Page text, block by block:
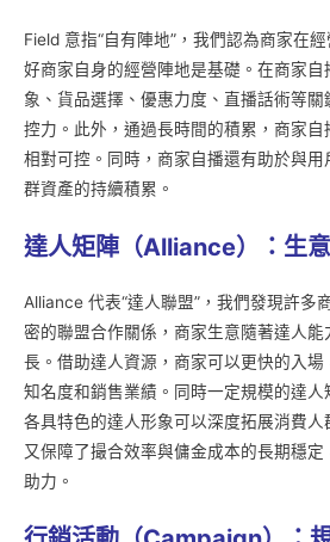
Field 意指“自有陣地”，我們認為商家在
好商家自身的經營陣地是基礎。在商家
象、貨品選擇、優惠力度、直播話術等
控力。此外，通過長時間的積累，商家
相對可控。同時，商家自播還有助於與用
群資產的持續積累。
達人矩陣（Alliance）：生
Alliance 代表“達人聯盟”，我們發現許多
密的聯盟合作關係，商家生意隨著達人
長。借助達人資源，商家可以更快的入
知名度和銷售業績。同時一定規模的達人
各具特色的達人形象可以深度拓展消費
又保障了撮合效率與傭金成本的長期穩
助力。